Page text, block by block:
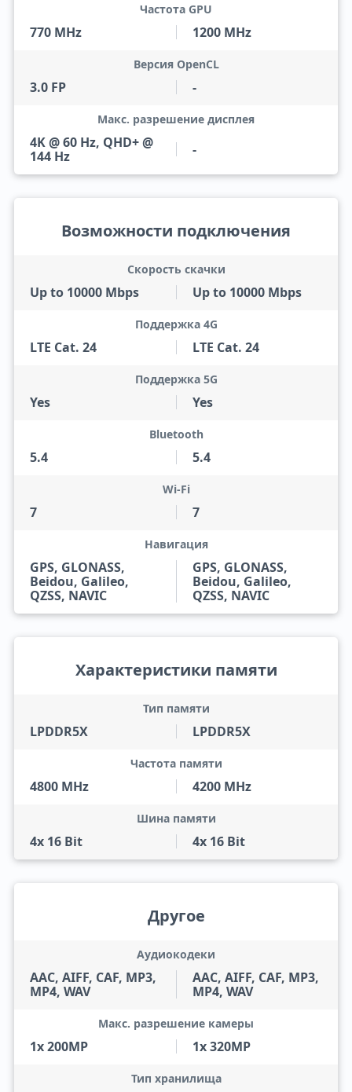
770 MHz
Частота GPU
1200 MHz
3.0 FP
Версия OpenCL
-
4K @ 60 Hz, QHD+ @
144 Hz
Макс. разрешение дисплея
-
Возможности подключения
Up to 10000 Mbps
Скорость скачки
Up to 10000 Mbps
LTE Cat. 24
Поддержка 4G
LTE Cat. 24
Yes
Поддержка 5G
Yes
5.4
Bluetooth
5.4
7
Wi-Fi
7
GPS, GLONASS,
Beidou, Galileo,
QZSS, NAVIC
Навигация
GPS, GLONASS,
Beidou, Galileo,
QZSS, NAVIC
Характеристики памяти
LPDDR5X
Тип памяти
LPDDR5X
4800 MHz
Частота памяти
4200 MHz
4x 16 Bit
Шина памяти
4x 16 Bit
Другое
AAC, AIFF, CAF, MP3,
MP4, WAV
Аудиокодеки
AAC, AIFF, CAF, MP3,
MP4, WAV
1x 200MP
Макс. разрешение камеры
1x 320MP
Тип хранилища